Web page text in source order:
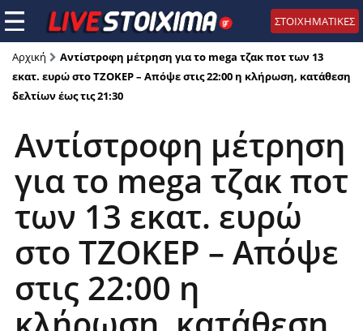
ΣΤΟΙΧΗΜΑΤΙΚΕΣ
Αρχική
Αντίστροφη μέτρηση για το mega τζακ ποτ των 13
εκατ. ευρώ στο ΤΖΟΚΕΡ – Απόψε στις 22:00 η κλήρωση, κατάθεση
δελτίων έως τις 21:30
Αντίστροφη μέτρηση
για το mega τζακ ποτ
των 13 εκατ. ευρώ
στο ΤΖΟΚΕΡ – Απόψε
στις 22:00 η